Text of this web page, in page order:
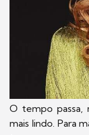
O tempo passa,
mais lindo. Para